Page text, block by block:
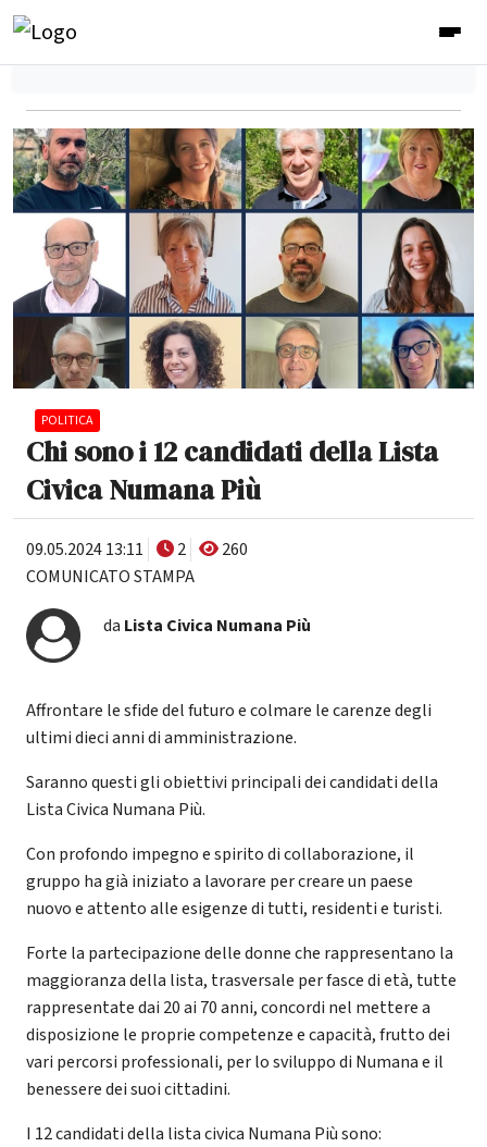
POLITICA
Chi sono i 12 candidati della Lista
Civica Numana Più
09.05.2024 13:11 2
260
COMUNICATO STAMPA
da Lista Civica Numana Più
Affrontare le sfide del futuro e colmare le carenze degli
ultimi dieci anni di amministrazione.
Saranno questi gli obiettivi principali dei candidati della
Lista Civica Numana Più.
Con profondo impegno e spirito di collaborazione, il
gruppo ha già iniziato a lavorare per creare un paese
nuovo e attento alle esigenze di tutti, residenti e turisti.
Forte la partecipazione delle donne che rappresentano la
maggioranza della lista, trasversale per fasce di età, tutte
rappresentate dai 20 ai 70 anni, concordi nel mettere a
disposizione le proprie competenze e capacità, frutto dei
vari percorsi professionali, per lo sviluppo di Numana e il
benessere dei suoi cittadini.
I 12 candidati della lista civica Numana Più sono: